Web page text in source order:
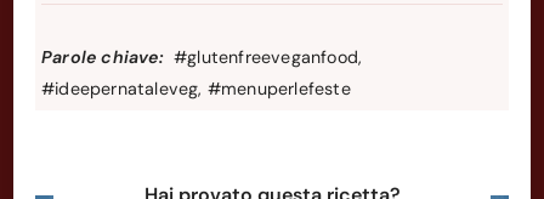
Parole chiave: #glutenfreeveganfood,
#ideepernataleveg, #menuperlefeste